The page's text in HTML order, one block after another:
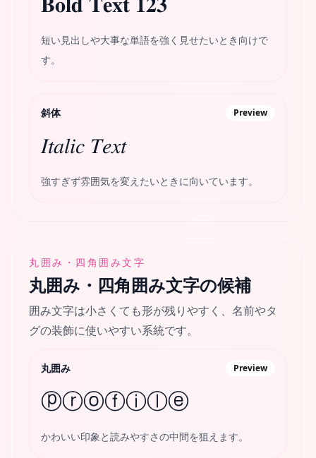
短い見出しや大事な単語を強く見せたいとき向けで
す。
斜体 Preview
𝐼𝑡𝑎𝑙𝑖𝑐 𝑇𝑒𝑥𝑡
強すぎず雰囲気を変えたいときに向いています。
丸囲み・四角囲み文字
丸囲み・四角囲み文字の候補
囲み文字は小さくても形が残りやすく、名前やタ
グの装飾に使いやすい系統です。
丸囲み Preview
ⓟⓡⓞⓕⓘⓛⓔ
かわいい印象と読みやすさの中間を狙えます。